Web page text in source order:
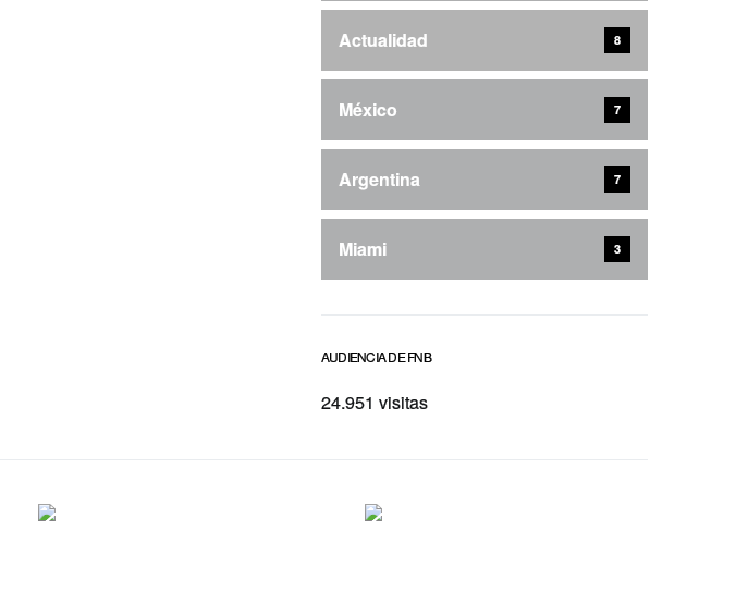
Actualidad 8
México 7
Argentina 7
Miami 3
AUDIENCIA DE FNB
24.951 visitas